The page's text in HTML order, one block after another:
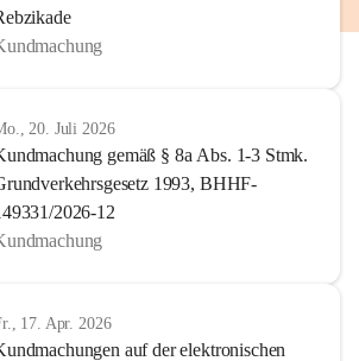
20. Juli 2026
gemäß § 8a Abs. 1-3 Stmk.
1993, BHHF-
2026-12
17. Apr. 2026
auf der elektronischen